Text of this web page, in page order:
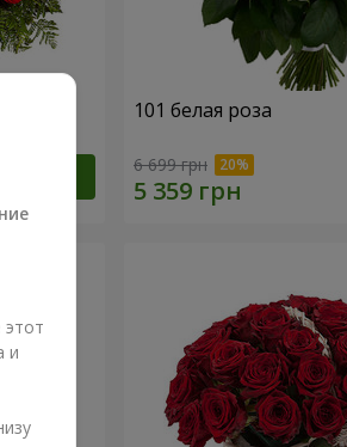
101 белая роза
6 699 грн
и